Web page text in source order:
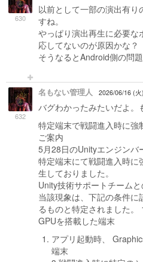
630
以前として一部の演出有り
すね。
やっぱり演出再生に必要
応してないのが原因かな？
そうなるとAndroid側の問
632
名もない管理人 2026/06/16 (
バグわかったみたいだよ。
特定端末で戦闘進入時に強
ご案内
5月28日のUnityエンジンバ
特定端末にて戦闘進入時に
生しておりました。
Unity技術サポートチームと
当該現象は、下記の条件に
るものと特定されました
GPUを搭載した端末
アプリ起動時、
端末